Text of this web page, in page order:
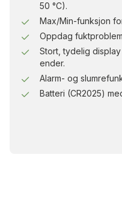
50 °C).
Max/Min-funksjon
Oppdag
Stort, tydelig
ender.
Alarm- og
Batteri (CR2025)